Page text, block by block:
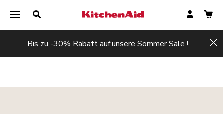
Bis zu -30% Rabatt auf unsere Sommer Sale !